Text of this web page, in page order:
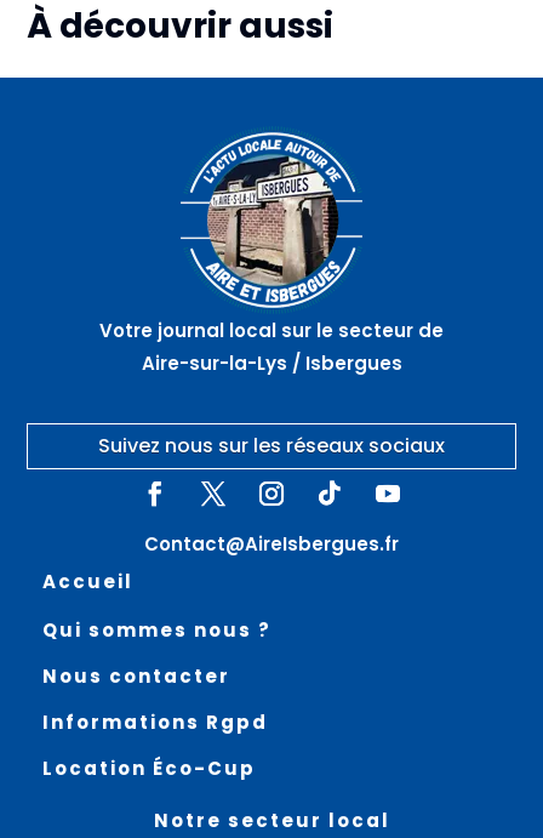
À découvrir aussi
Plus d'informations
Bar de
plein
air avec
travers
champs
AUGUSTIN
Plus d'informations
Marché
nocturne
–
BLARINGHEM
Plus d'informations
Votre journal local sur le secteur de
Aire-sur-la-Lys / Isbergues
Suivez nous sur les réseaux sociaux
Contact@AireIsbergues.fr
Accueil
Qui sommes nous ?
Nous contacter
Informations Rgpd
Location Éco-Cup
Notre secteur local